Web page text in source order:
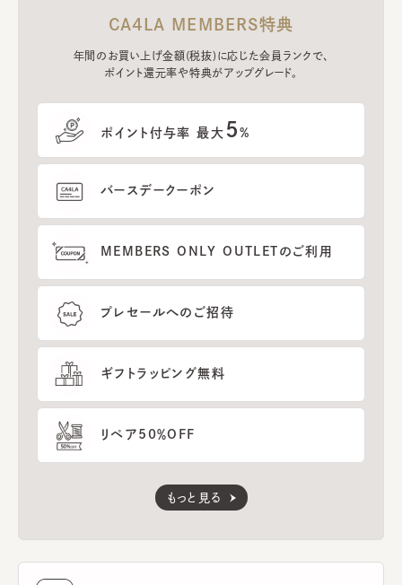
CA4LA MEMBERS特典
年間のお買い上げ金額(税抜)に応じた会員ランクで、
ポイント還元率や特典がアップグレード。
ポイント付与率 最大 5%
バースデークーポン
MEMBERS ONLY OUTLETのご利用
プレセールへのご招待
ギフトラッピング無料
リペア50％OFF
もっと見る